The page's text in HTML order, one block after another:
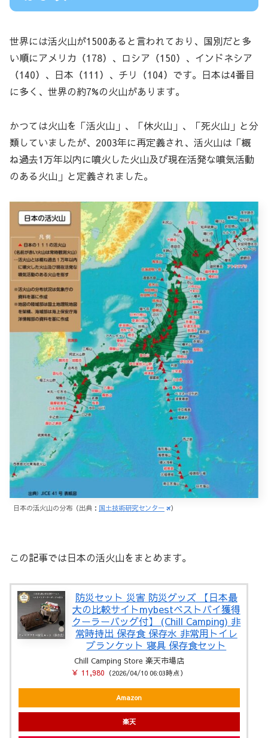
世界には活火山が1500あると言われており、国別だと多
い順にアメリカ（178）、ロシア（150）、インドネシア
（140）、日本（111）、チリ（104）です。日本は4番目
に多く、世界の約7%の火山があります。
かつては火山を「活火山」、「休火山」、「死火山」と分
類していましたが、2003年に再定義され、活火山は「概
ね過去1万年以内に噴火した火山及び現在活発な噴気活動
のある火山」と定義されました。
日本の活火山の分布（出典： 国土技術研究センター ）
この記事では日本の活火山をまとめます。
防災セット 災害 防災グッズ 【日本最
大の比較サイトmybestベストバイ獲得
クーラーバッグ付】 (Chill Camping) 非
常時持出 保存食 保存水 非常用トイレ
ブランケット 寝具 保存食セット
Chill Camping Store 楽天市場店
￥ 11,980 （2026/04/10 06:03時点）
Amazon
楽天